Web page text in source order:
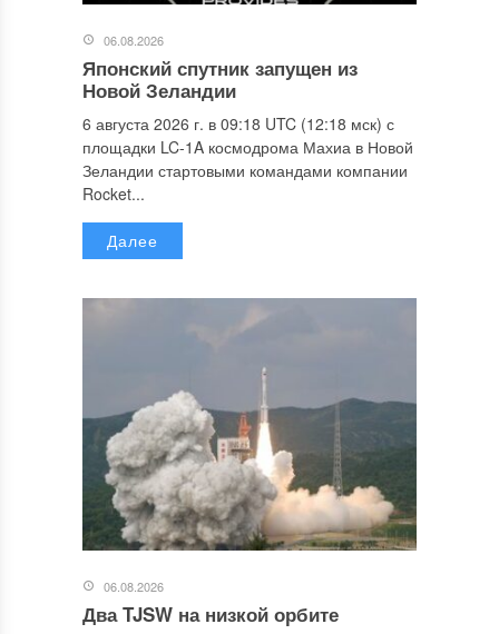
06.08.2026
Японский спутник запущен из
Новой Зеландии
6 августа 2026 г. в 09:18 UTC (12:18 мск) с
площадки LC-1A космодрома Махиа в Новой
Зеландии стартовыми командами компании
Rocket...
Далее
06.08.2026
Два TJSW на низкой орбите